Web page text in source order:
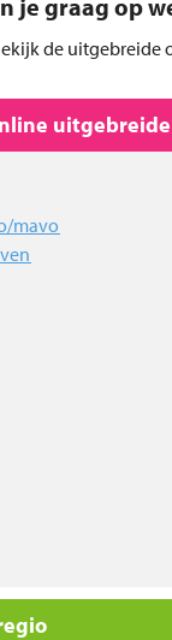
je graag op
de
mavo